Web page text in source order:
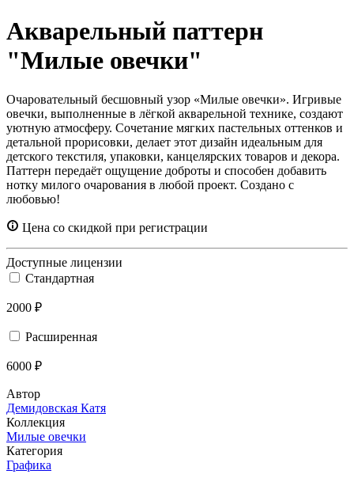
Акварельный паттерн
"Милые овечки"
Очаровательный бесшовный узор «Милые овечки». Игривые
овечки, выполненные в лёгкой акварельной технике, создают
уютную атмосферу. Сочетание мягких пастельных оттенков и
детальной прорисовки, делает этот дизайн идеальным для
детского текстиля, упаковки, канцелярских товаров и декора.
Паттерн передаёт ощущение доброты и способен добавить
нотку милого очарования в любой проект. Создано с
любовью!
Цена со скидкой при регистрации
Доступные лицензии
Стандартная
2000 ₽
Расширенная
6000 ₽
Автор
Демидовская Катя
Коллекция
Милые овечки
Категория
Графика